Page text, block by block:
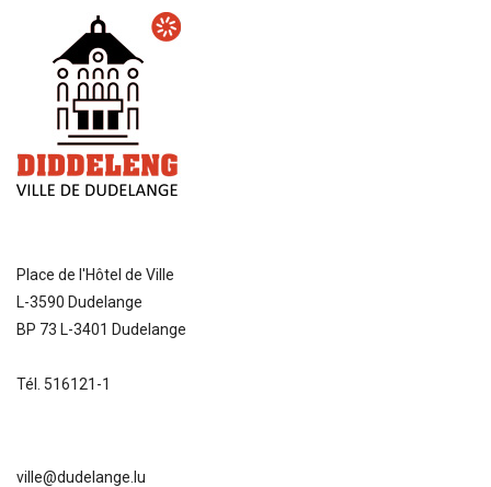
Place de l'Hôtel de Ville
L-3590 Dudelange
BP 73 L-3401 Dudelange
Tél. 516121-1
ville@dudelange.lu